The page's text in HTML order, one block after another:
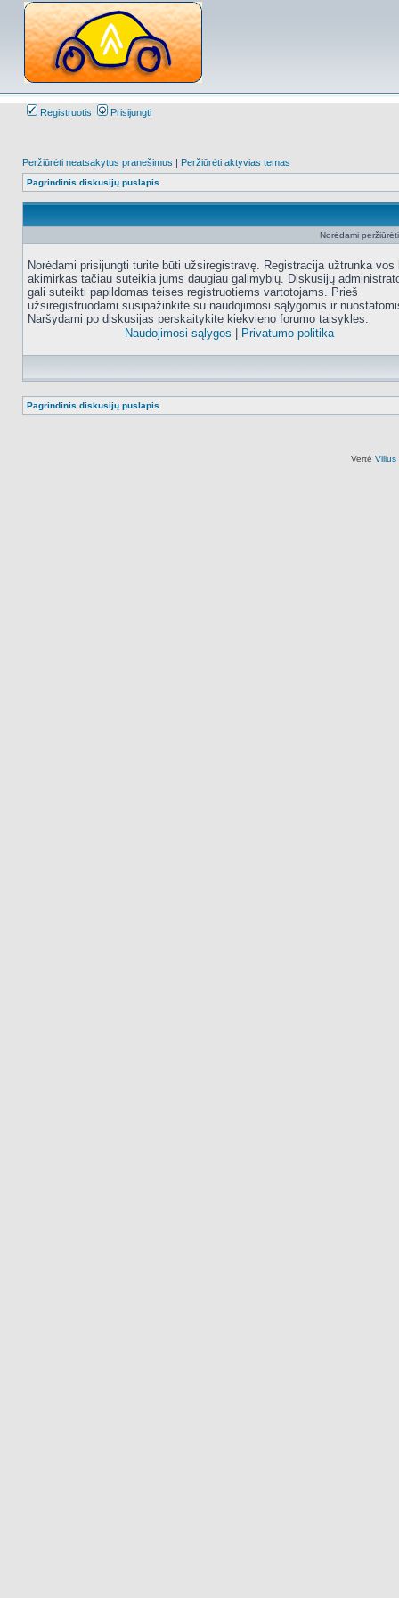
Registruotis Prisijungti
Peržiūrėti neatsakytus pranešimus | Peržiūrėti aktyvias temas
Pagrindinis diskusijų puslapis
Norėdami
Norėdami prisijungti turite būti užsiregistravę. Registracija užtrunka vos
akimirkas tačiau suteikia jums daugiau galimybių. Diskusijų
gali suteikti papildomas teises registruotiems vartotojams. Prieš
užsiregistruodami susipažinkite su naudojimosi sąlygomis ir
Naršydami po diskusijas perskaitykite kiekvieno forumo taisykles.
Naudojimosi sąlygos
Privatumo politika
Pagrindinis diskusijų puslapis
Vertė Vilius